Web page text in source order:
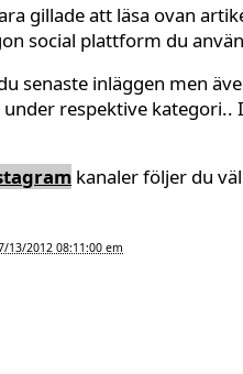
gillade att läsa ovan
social plattform du
senaste inläggen men
respektive kategori..
kanaler följer du väl
13/2012 08:11:00 em